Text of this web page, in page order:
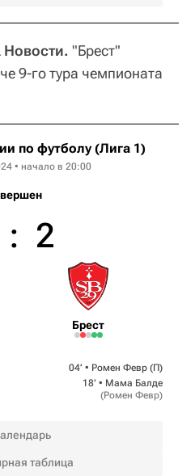
"Брест"
9-го тура чемпионата
по футболу (Лига 1)
• начало в 20:00
: 2
Брест
04‎’‎ • Ромен Февр (П)
18‎’‎ • Мама Балде
(Ромен Февр)
таблица